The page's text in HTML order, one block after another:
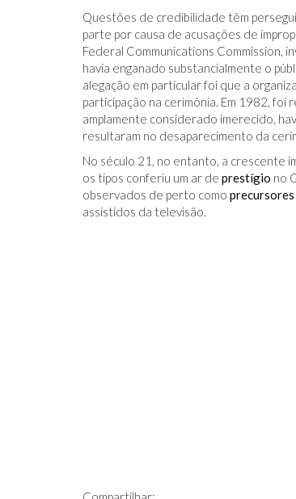
Questões de credibilidade têm
parte por causa de acusações de
Federal Communications Commission,
havia enganado substancialmente o
alegação em particular foi que a
participação na cerimônia. Em 1982,
amplamente considerado imerecido,
resultaram no desaparecimento da
No século 21, no entanto, a crescente
os tipos conferiu um ar de prestígio no
observados de perto como precursores
assistidos da televisão.